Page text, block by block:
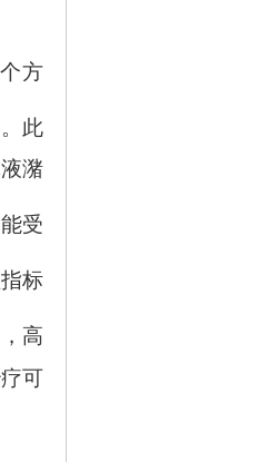
方
。此
潴
受
标
高
可